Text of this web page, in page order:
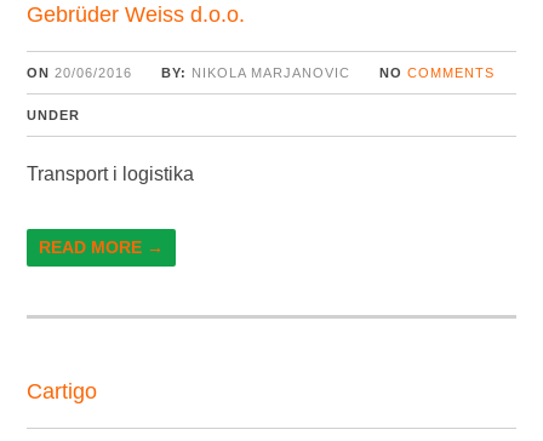
Gebrüder Weiss d.o.o.
ON 20/06/2016 BY: NIKOLA MARJANOVIC NO COMMENTS
UNDER
Transport i logistika
READ MORE →
Cartigo